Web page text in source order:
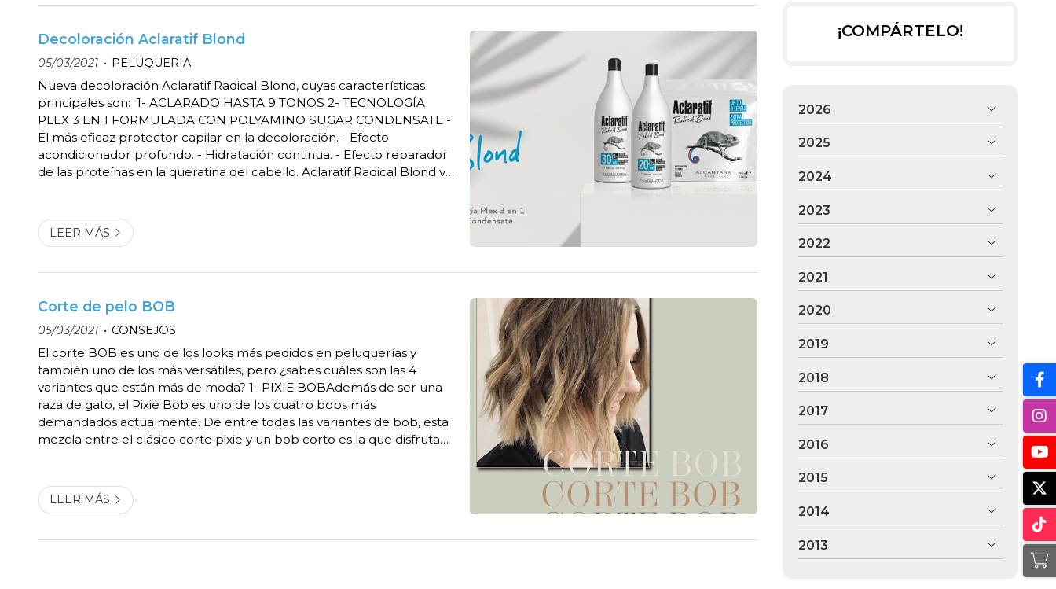
Decoloración Aclaratif Blond
05/03/2021 PELUQUERIA
Nueva decoloración Aclaratif Radical Blond, cuyas características
principales son: 1- ACLARADO HASTA 9 TONOS 2- TECNOLOGÍA
PLEX 3 EN 1 FORMULADA CON POLYAMINO SUGAR CONDENSATE -
El más eficaz protector capilar en la decoloración. - Efecto
acondicionador profundo. - Hidratación continua. - Efecto reparador
de las proteínas en la queratina del cabello. Aclaratif Radical Blond va
LEER MÁS
Corte de pelo BOB
05/03/2021 CONSEJOS
El corte BOB es uno de los looks más pedidos en peluquerías y
también uno de los más versátiles, pero ¿sabes cuáles son las 4
variantes que están más de moda? 1- PIXIE BOBAdemás de ser una
raza de gato, el Pixie Bob es uno de los cuatro bobs más
demandados actualmente. De entre todas las variantes de bob, esta
mezcla entre el clásico corte pixie y un bob corto es la que disfruta
LEER MÁS
¡COMPÁRTELO!
2026
2025
2024
2023
2022
2021
2020
2019
2018
2017
2016
2015
2014
2013